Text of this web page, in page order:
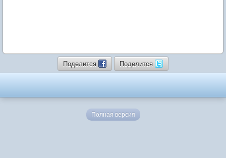
Поделится Поделится
Полная версия